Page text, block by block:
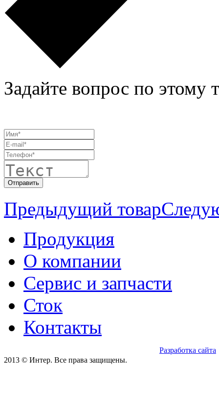
Задайте вопрос по этому
Предыдущий товар
Продукция
О компании
Сервис и запчасти
Сток
Контакты
2013 © Интер. Все права защищены.
Разработка сайта